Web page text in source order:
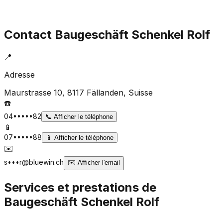
Contact Baugeschäft Schenkel Rolf
📍
Adresse
Maurstrasse 10, 8117 Fällanden, Suisse
☎️
04•••••82 📞 Afficher le téléphone
📱
07•••••88 📱 Afficher le téléphone
✉️
s•••r@bluewin.ch ✉️ Afficher l'email
Services et prestations de
Baugeschäft Schenkel Rolf